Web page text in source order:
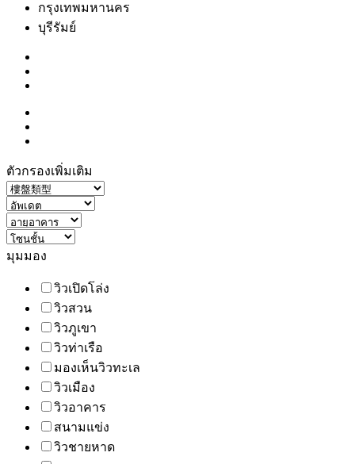
กรุงเทพมหานคร
บุรีรัมย์
ตัวกรองเพิ่มเติม
มุมมอง
วิวเปิดโล่ง
วิวสวน
วิวภูเขา
วิวท่าเรือ
มองเห็นวิวทะเล
วิวเมือง
วิวอาคาร
สนามแข่ง
วิวชายหาด